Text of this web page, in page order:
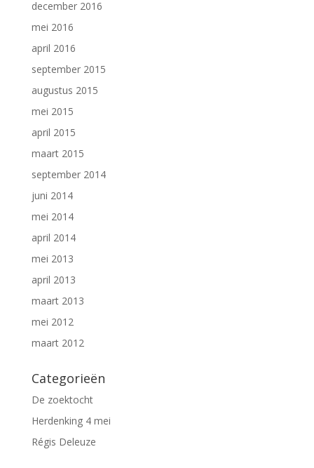
december 2016
mei 2016
april 2016
september 2015
augustus 2015
mei 2015
april 2015
maart 2015
september 2014
juni 2014
mei 2014
april 2014
mei 2013
april 2013
maart 2013
mei 2012
maart 2012
Categorieën
De zoektocht
Herdenking 4 mei
Régis Deleuze